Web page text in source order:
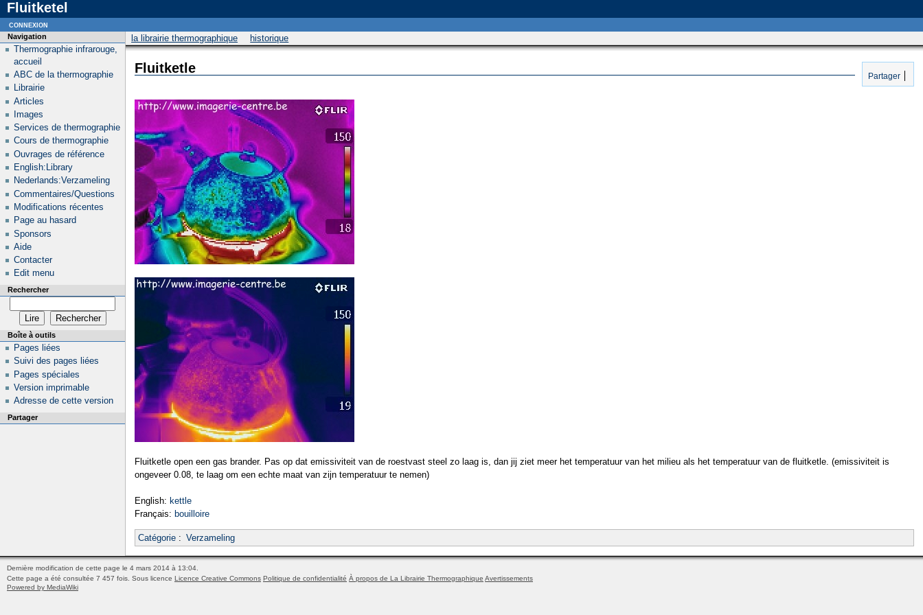
Fluitketel
la librairie thermographique historique
Partager
Fluitketle
Fluitketle open een gas brander. Pas op dat emissiviteit van de roestvast steel zo laag is, dan jij ziet meer het temperatuur van het milieu als het temperatuur van de fluitketle. (emissiviteit is
ongeveer 0.08, te laag om een echte maat van zijn temperatuur te nemen)
English: kettle
Français: bouilloire
Catégorie: Verzameling
Navigation
Thermographie infrarouge,
accueil
ABC de la thermographie
Librairie
Articles
Images
Services de thermographie
Cours de thermographie
Ouvrages de référence
English:Library
Nederlands:Verzameling
Commentaires/Questions
Modifications récentes
Page au hasard
Sponsors
Aide
Contacter
Edit menu
Rechercher
Boîte à outils
Pages liées
Suivi des pages liées
Pages spéciales
Version imprimable
Adresse de cette version
Partager
connexion
Dernière modification de cette page le 4 mars 2014 à 13:04.
Cette page a été consultée 7 457 fois. Sous licence Licence Creative Commons Politique de confidentialité À propos de La Librairie Thermographique Avertissements
Powered by MediaWiki